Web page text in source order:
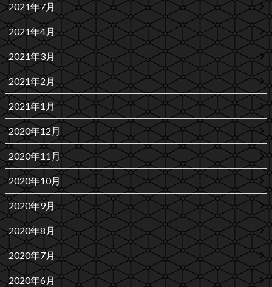
2021年7月
2021年4月
2021年3月
2021年2月
2021年1月
2020年12月
2020年11月
2020年10月
2020年9月
2020年8月
2020年7月
2020年6月